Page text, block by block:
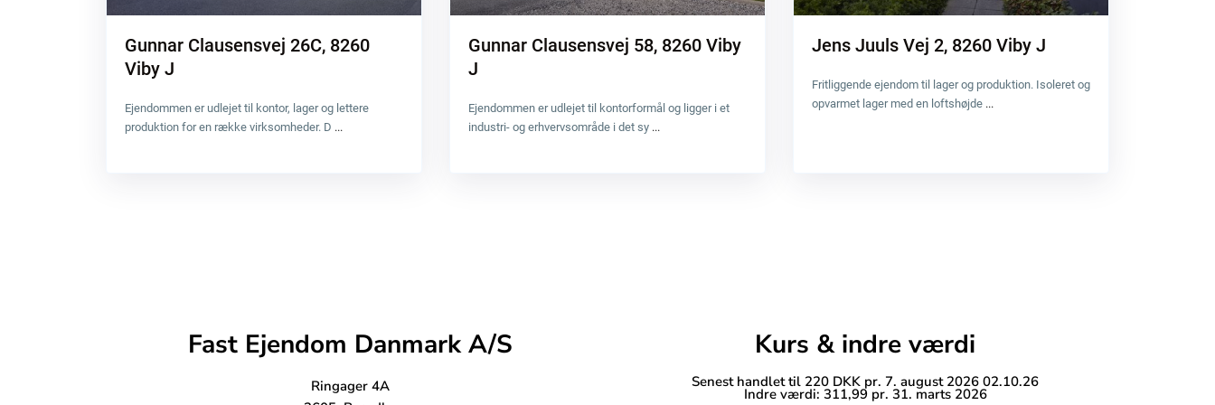
Gunnar Clausensvej 26C, 8260
Viby J
Ejendommen er udlejet til kontor, lager og lettere
produktion for en række virksomheder. D ...
Gunnar Clausensvej 58, 8260 Viby
J
Ejendommen er udlejet til kontorformål og ligger i et
industri- og erhvervsområde i det sy ...
Jens Juuls Vej 2, 8260 Viby J
Fritliggende ejendom til lager og produktion. Isoleret og
opvarmet lager med en loftshøjde ...
Fast Ejendom Danmark A/S
Ringager 4A
Kurs & indre værdi
Senest handlet til 220 DKK pr. 7. august 2026 02.10.26
Indre værdi: 311,99 pr. 31. marts 2026